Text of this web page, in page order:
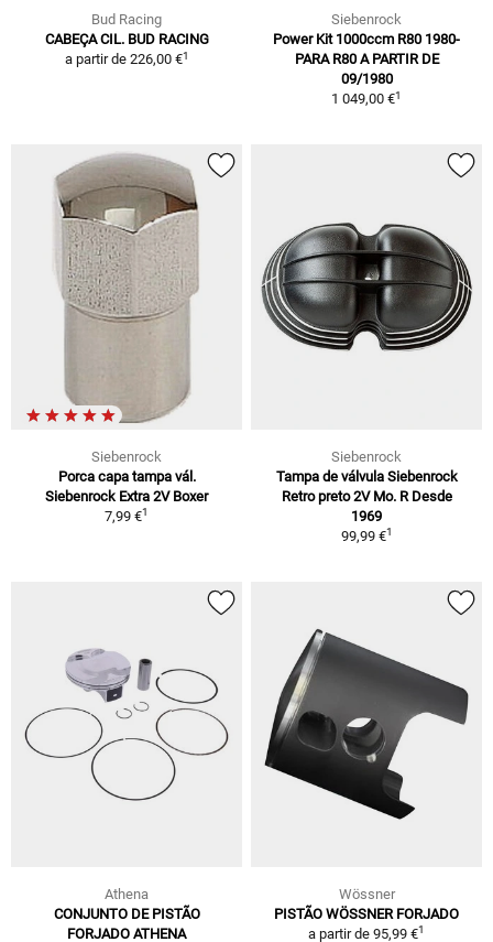
Bud Racing
CABEÇA CIL. BUD RACING
a partir de 226,00 €1
Siebenrock
Power Kit 1000ccm R80 1980-
PARA R80 A PARTIR DE
09/1980
1 049,00 €1
Siebenrock
Porca capa tampa vál.
Siebenrock Extra 2V Boxer
7,99 €1
Siebenrock
Tampa de válvula Siebenrock
Retro preto 2V Mo. R Desde
1969
99,99 €1
Athena
CONJUNTO DE PISTÃO
FORJADO ATHENA
Wössner
PISTÃO WÖSSNER FORJADO
a partir de 95,99 €1